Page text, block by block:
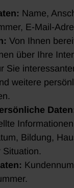
Name,
E-Mail-
Von Ihnen
über Ihre
Sie
weitere
Bildung,
Situation.